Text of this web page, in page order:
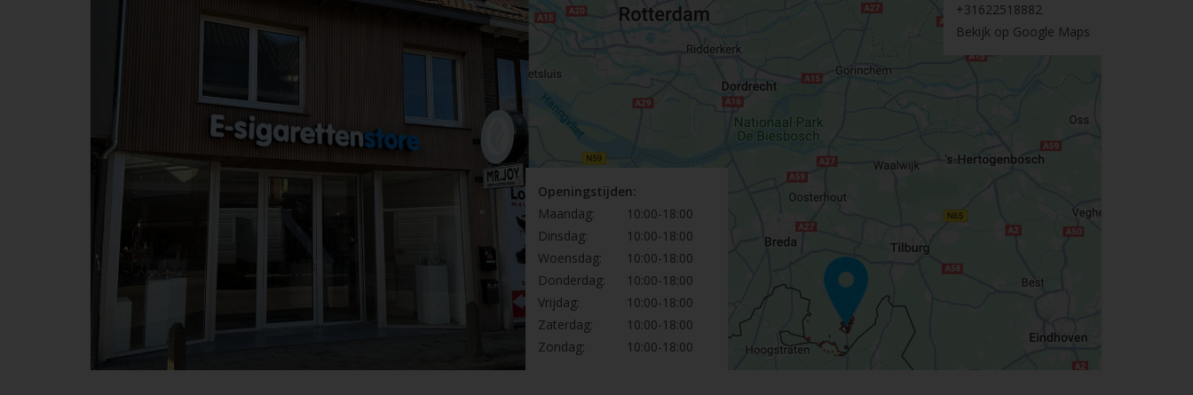
+31622518882
Bekijk op Google Maps
Openingstijden:
Maandag:
10:00-18:00
Dinsdag:
10:00-18:00
Woensdag:
10:00-18:00
Donderdag:
10:00-18:00
Vrijdag:
10:00-18:00
Zaterdag:
10:00-18:00
Zondag:
10:00-18:00